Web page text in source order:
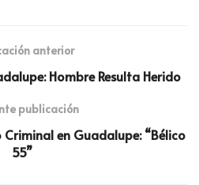
anterior
Hombre Resulta Herido
publicación
en Guadalupe: “Bélico
55”